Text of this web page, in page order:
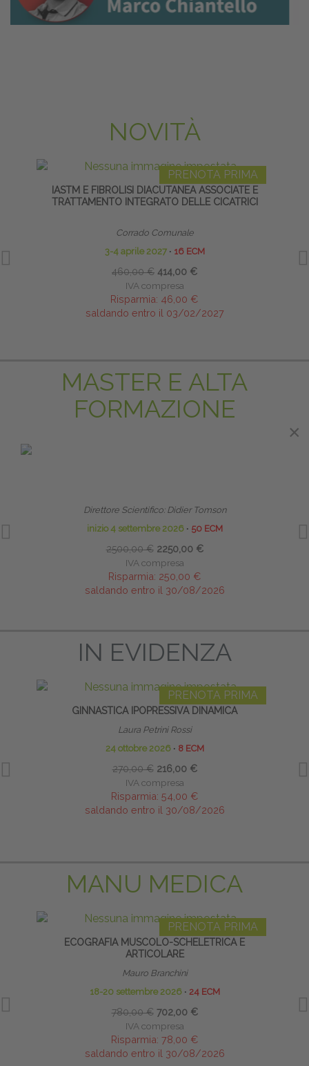
NOVITÀ
PRENOTA PRIMA
IASTM E FIBROLISI DIACUTANEA ASSOCIATE E
TRATTAMENTO INTEGRATO DELLE CICATRICI
Corrado Comunale
3-4 aprile 2027 ∙ 16 ECM
460,00 € 414,00 €
IVA compresa
Risparmia: 46,00 €
saldando entro il 03/02/2027
MASTER E ALTA
FORMAZIONE
Direttore Scientifico: Didier Tomson
inizio 4 settembre 2026 ∙ 50 ECM
2500,00 € 2250,00 €
IVA compresa
Risparmia: 250,00 €
saldando entro il 30/08/2026
IN EVIDENZA
PRENOTA PRIMA
GINNASTICA IPOPRESSIVA DINAMICA
Laura Petrini Rossi
24 ottobre 2026 ∙ 8 ECM
270,00 € 216,00 €
IVA compresa
Risparmia: 54,00 €
saldando entro il 30/08/2026
MANU MEDICA
PRENOTA PRIMA
ECOGRAFIA MUSCOLO-SCHELETRICA E
ARTICOLARE
Mauro Branchini
18-20 settembre 2026 ∙ 24 ECM
780,00 € 702,00 €
IVA compresa
Risparmia: 78,00 €
saldando entro il 30/08/2026
×